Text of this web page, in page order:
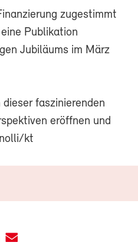
zugestimmt
Publikation
Jubiläums im März
faszinierenden
eröffnen und
kt